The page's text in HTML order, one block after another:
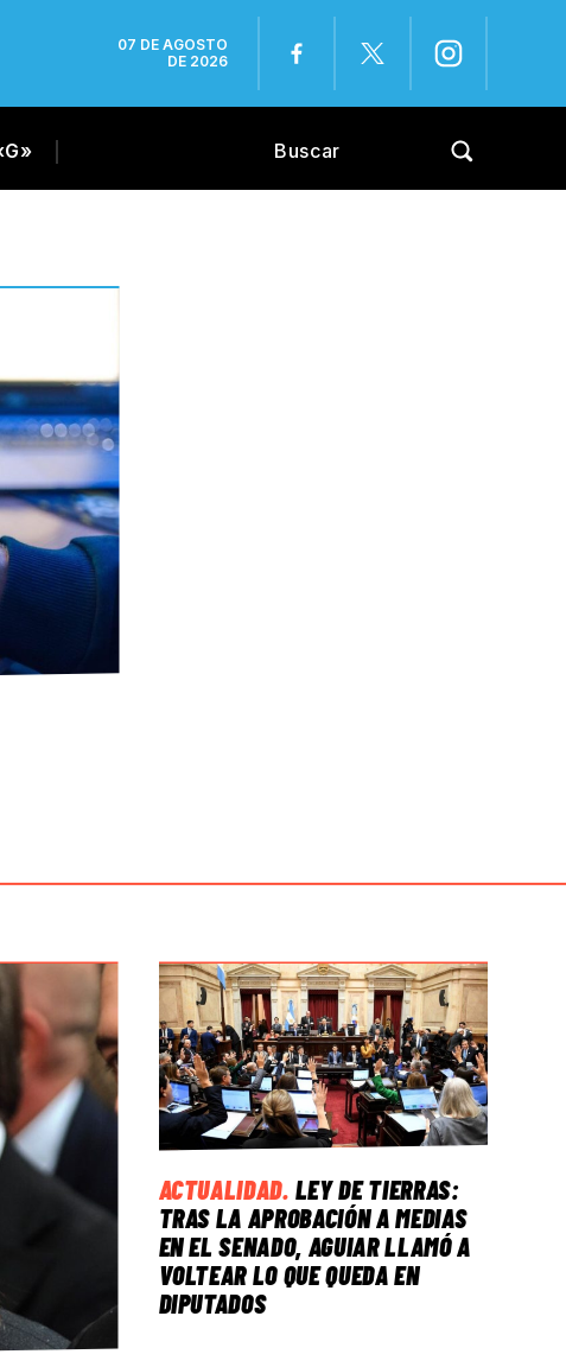
07 DE AGOSTO
DE 2026
ACTUALIDAD. LEY DE TIERRAS:
TRAS LA APROBACIÓN A MEDIAS
EN EL SENADO, AGUIAR LLAMÓ A
VOLTEAR LO QUE QUEDA EN
DIPUTADOS